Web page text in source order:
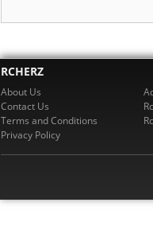
RCHERZ
About Us
Contact Us
Terms and Conditions
Privacy Policy